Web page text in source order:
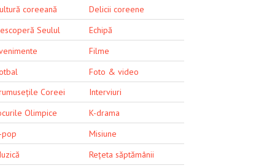
coreeană
Delicii coreene
Seulul
Echipă
Filme
Foto & video
Coreei
Interviuri
Olimpice
K-drama
pop
Misiune
Rețeta săptămânii